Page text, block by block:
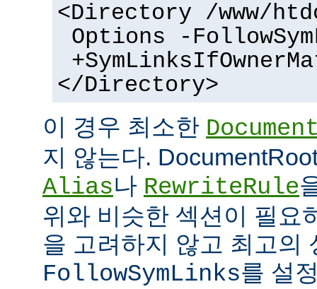
<Directory /www/
Options -
</Directory>
이 경우 최소한
지 않는다.
Alias나 RewriteRule
위와 비슷한 섹션이 필요
을 고려하지 않고 최고의
FollowSymLinks를 설